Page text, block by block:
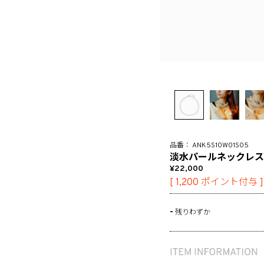
ANK5S10W01S05
淡水パールネックレス
22,000
[ 1,200 ポイント付与 ]
- 残りわずか